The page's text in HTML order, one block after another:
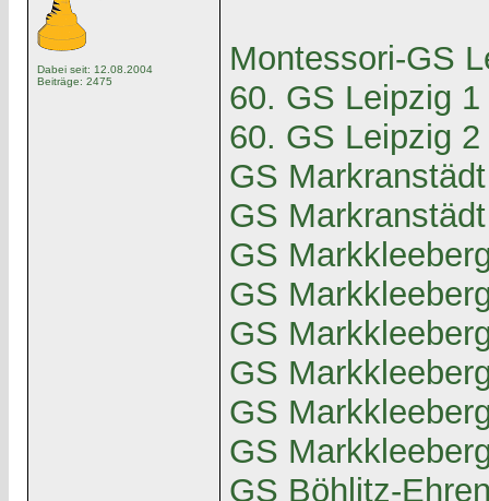
Dabei seit: 12.08.2004
Beiträge: 2475
Montessori-GS
60. GS Leipzig 1
60. GS Leipzig 2
GS
GS
GS
GS
GS
GS
GS
GS
GS Böhlitz-